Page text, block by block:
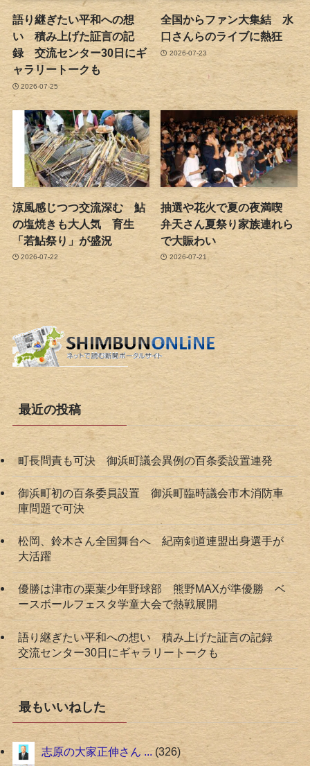
語り継ぎたい平和への想
い 積み上げた証言の記
録 交流センター30日にギ
ャラリートークも
2026-07-25
全国からファン大集結 水
口さんらのライブに熱狂
2026-07-23
涼風感じつつ交流深む 鮎
の塩焼きも大人気 育生
「若鮎祭り」が盛況
2026-07-22
抽選や花火で夏の夜満喫
弁天さん夏祭り家族連れら
で大賑わい
2026-07-21
最近の投稿
町長問責も可決 御浜町議会異例の百条委設置連発
御浜町初の百条委員設置 御浜町臨時議会市木消防車
庫問題で可決
松岡、鈴木さん全国舞台へ 紀南剣道連盟出身選手が
大活躍
優勝は津市の栗葉少年野球部 熊野MAXが準優勝 ベ
ースボールフェスタ学童大会で熱戦展開
語り継ぎたい平和への想い 積み上げた証言の記録
交流センター30日にギャラリートークも
最もいいねした
志原の大家正伸さん ... 326